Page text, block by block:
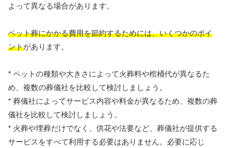
よって異なる場合があります。
ペット葬にかかる費用を節約するためには、いくつかのポイ
ントがあります。
* ペットの種類や大きさによって火葬料や棺桶代が異なるた
め、複数の葬儀社を比較して検討しましょう。
* 葬儀社によってサービス内容や料金が異なるため、複数の葬
儀社を比較して検討しましょう。
* 火葬や埋葬だけでなく、供花や法要など、葬儀社が提供する
サービスをすべて利用する必要はありません。必要に応じ